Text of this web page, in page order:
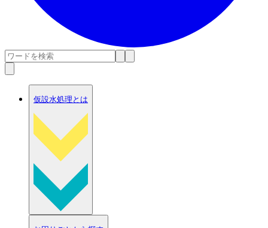
仮設水処理とは